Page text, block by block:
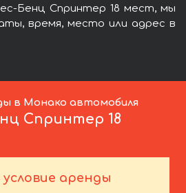
Бенц Спринтер 18 мест, мы
время, место или адрес в
в Монако автомобиля
Спринтер 18
аренды